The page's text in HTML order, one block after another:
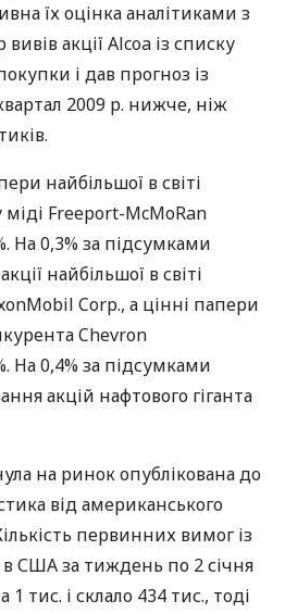
їх оцінка аналітиками з
акції Alcoa із списку
і дав прогноз із
2009 р. нижче, ніж
найбільшої в світі
міді Freeport-McMoRan
На 0,3% за підсумками
найбільшої в світі
Corp., а цінні папери
Chevron
На 0,4% за підсумками
акцій нафтового гіганта
на ринок опублікована до
від американського
первинних вимог із
в США за тиждень по 2 січня
1 тис. і склало 434 тис., тоді